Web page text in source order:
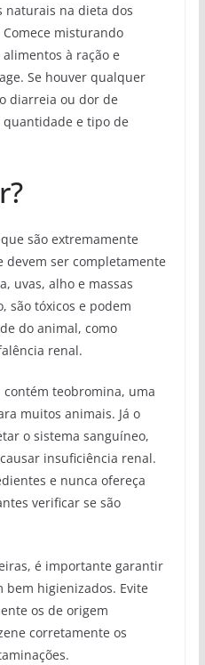
naturais na dieta dos
misturando
à ração e
Se houver qualquer
diarreia ou dor de
quantidade e tipo de
são extremamente
devem ser completamente
uvas, alho e massas
são tóxicos e podem
do animal, como
renal.
contém teobromina, uma
muitos animais. Já o
o sistema sanguíneo,
insuficiência renal.
e nunca ofereça
verificar se são
é importante garantir
higienizados. Evite
os de origem
corretamente os